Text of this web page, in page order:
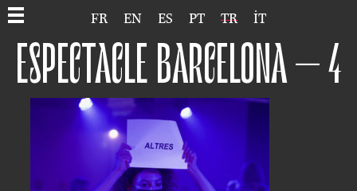
FR EN ES PT TR IT
ESPECTACLE BARCELONA – 4